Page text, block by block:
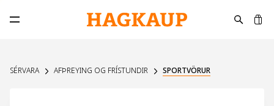
Opna aðalvalmynd
SÉRVARA AFÞREYING OG FRÍSTUNDIR SPORTVÖRUR